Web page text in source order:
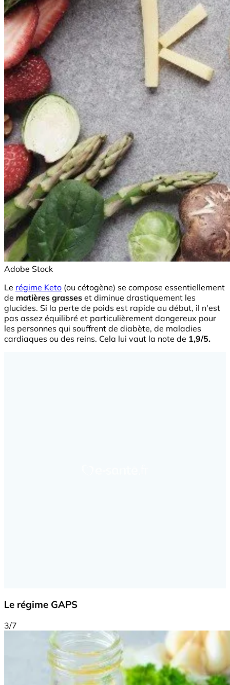
Adobe Stock
Le régime Keto (ou cétogène) se compose essentiellement
de matières grasses et diminue drastiquement les
glucides. Si la perte de poids est rapide au début, il n'est
pas assez équilibré et particulièrement dangereux pour
les personnes qui souffrent de diabète, de maladies
cardiaques ou des reins. Cela lui vaut la note de 1,9/5.
Le régime GAPS
3/7